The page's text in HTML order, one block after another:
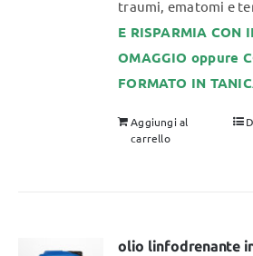
traumi, ematomi e
E RISPARMIA CON
OMAGGIO oppure
FORMATO IN
Aggiungi al
carrello
olio linfodrenante